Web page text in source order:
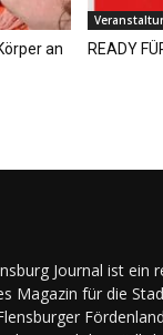
an
READY
Journal ist ein
Magazin für die